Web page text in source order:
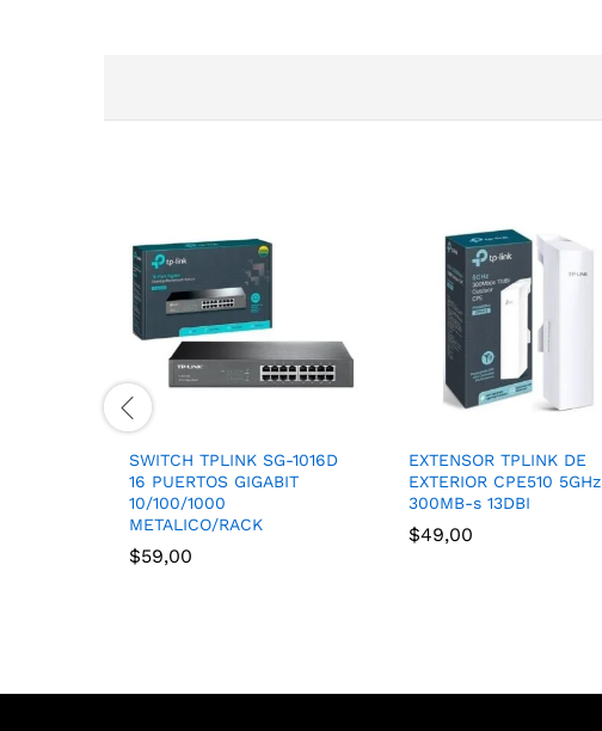
SWITCH TPLINK SG-1016D
16 PUERTOS GIGABIT
10/100/1000
METALICO/RACK
$59,00
EXTENSOR TPLINK DE
EXTERIOR CPE510 5GHz
300MB-s 13DBI
$49,00